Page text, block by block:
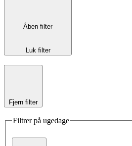
Åben filter
Luk filter
Fjern filter
Filtrer på ugedage